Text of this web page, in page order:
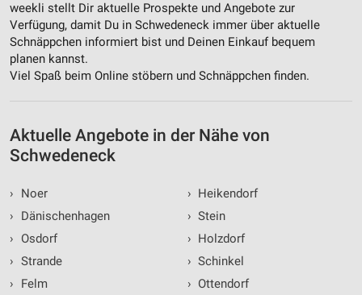
weekli stellt Dir aktuelle Prospekte und Angebote zur
Verfügung, damit Du in Schwedeneck immer über aktuelle
Schnäppchen informiert bist und Deinen Einkauf bequem
planen kannst.
Viel Spaß beim Online stöbern und Schnäppchen finden.
Aktuelle Angebote in der Nähe von
Schwedeneck
›
Noer
›
Dänischenhagen
›
Osdorf
› Strande
›
Felm
› Heikendorf
› Stein
› Holzdorf
› Schinkel
› Ottendorf